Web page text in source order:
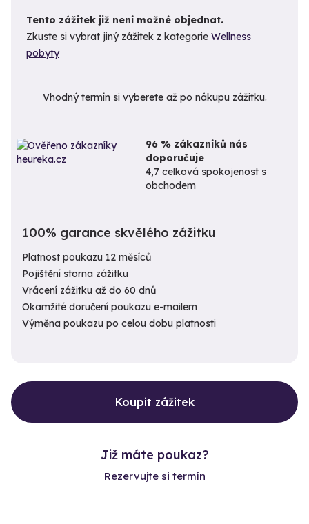
Tento zážitek již není možné objednat.
Zkuste si vybrat jiný zážitek z kategorie Wellness
pobyty
Vhodný termín si vyberete až po nákupu zážitku.
96 % zákazníků nás
doporučuje
4,7 celková spokojenost s
obchodem
100% garance skvělého zážitku
Platnost poukazu 12 měsíců
Pojištění storna zážitku
Vrácení zážitku až do 60 dnů
Okamžité doručení poukazu e-mailem
Výměna poukazu po celou dobu platnosti
Koupit zážitek
Již máte poukaz?
Rezervujte si termín